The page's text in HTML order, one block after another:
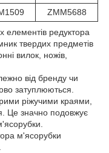
ZMM5688
редуктора
твердих предметів
вилок, ножів,
від бренду чи
затуплюються.
ріжучими краями,
Це значно подовжує
м'ясорубки